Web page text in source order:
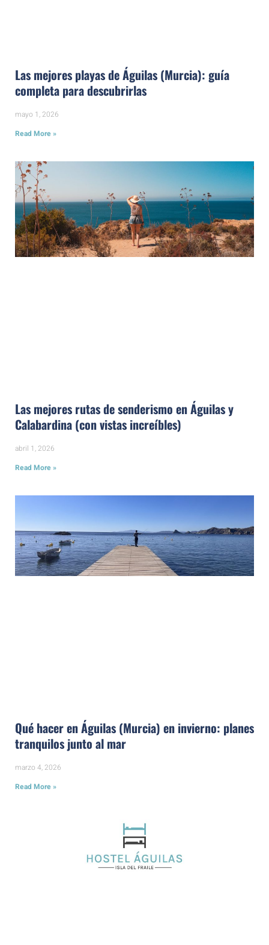
Las mejores playas de Águilas (Murcia): guía
completa para descubrirlas
mayo 1, 2026
Read More »
Las mejores rutas de senderismo en Águilas y
Calabardina (con vistas increíbles)
abril 1, 2026
Read More »
Qué hacer en Águilas (Murcia) en invierno: planes
tranquilos junto al mar
marzo 4, 2026
Read More »